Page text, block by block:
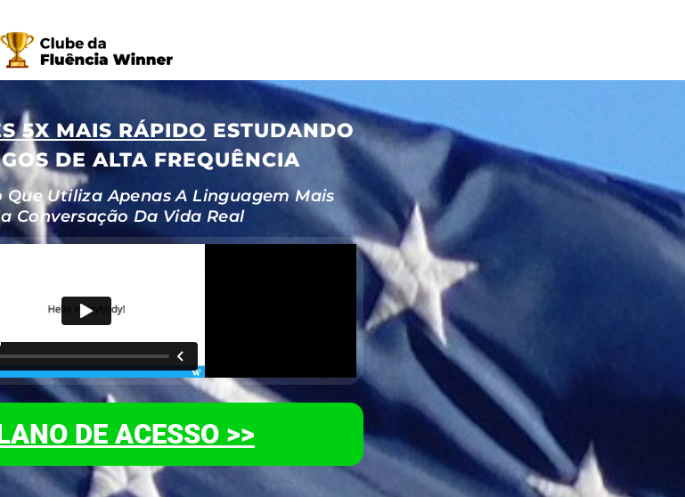
5X MAIS RÁPIDO ESTUDANDO
DE ALTA FREQUÊNCIA
Que Utiliza Apenas A Linguagem Mais
Conversação Da Vida Real
DE ACESSO >>